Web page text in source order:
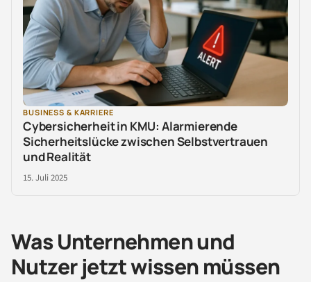
BUSINESS & KARRIERE
Cybersicherheit in KMU: Alarmierende
Sicherheitslücke zwischen Selbstvertrauen
und Realität
15. Juli 2025
Was Unternehmen und
Nutzer jetzt wissen müssen